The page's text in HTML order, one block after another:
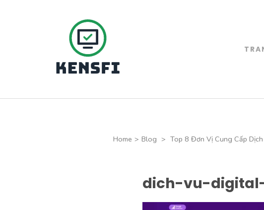
Home > Blog > Top 8 Đơn Vị Cung Cấp
dich-vu-